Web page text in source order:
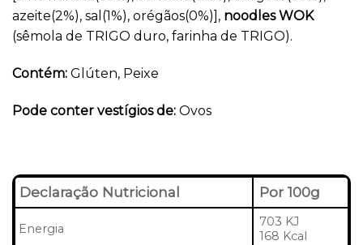
azeite(2%), sal(1%), orégãos(0%)], noodles WOK
(sêmola de TRIGO duro, farinha de TRIGO).
Contém: Glúten, Peixe
Pode conter vestígios de: Ovos
Declaração Nutricional Por 100g
Energia
703 KJ
168 Kcal